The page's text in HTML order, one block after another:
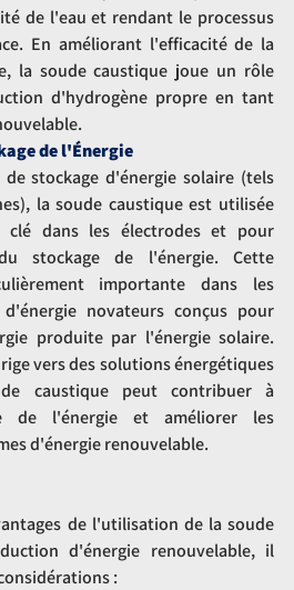
de l'eau et rendant le processus
En améliorant l'efficacité de la
la soude caustique joue un rôle
d'hydrogène propre en tant
de l'Énergie
de stockage d'énergie solaire (tels
la soude caustique est utilisée
clé dans les électrodes et pour
stockage de l'énergie. Cette
importante dans les
novateurs conçus pour
produite par l'énergie solaire.
vers des solutions énergétiques
caustique peut contribuer à
de l'énergie et améliorer les
d'énergie renouvelable.
de l'utilisation de la soude
d'énergie renouvelable, il
: